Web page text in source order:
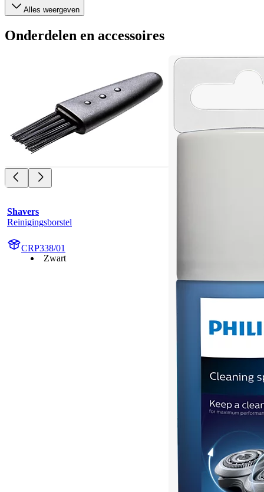
Alles weergeven
Onderdelen en accessoires
Shavers
Reinigingsborstel
CRP338/01
Zwart